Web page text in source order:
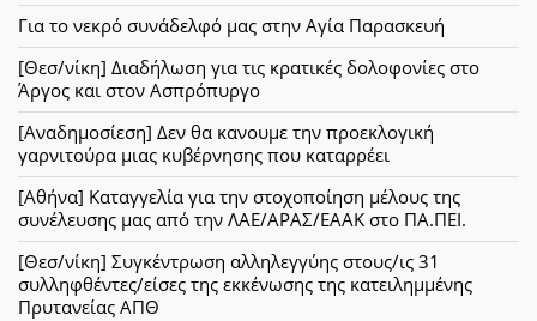
Για το νεκρό συνάδελφό μας στην Αγία Παρασκευή
[Θεσ/νίκη] Διαδήλωση για τις κρατικές δολοφονίες στο
Άργος και στον Ασπρόπυργο
[Αναδημοσίεση] Δεν θα κανουμε την προεκλογική
γαρνιτούρα μιας κυβέρνησης που καταρρέει
[Αθήνα] Καταγγελία για την στοχοποίηση μέλους της
συνέλευσης μας από την ΛΑΕ/ΑΡΑΣ/ΕΑΑΚ στο ΠΑ.ΠΕΙ.
[Θεσ/νίκη] Συγκέντρωση αλληλεγγύης στους/ις 31
συλληφθέντες/είσες της εκκένωσης της κατειλημμένης
Πρυτανείας ΑΠΘ